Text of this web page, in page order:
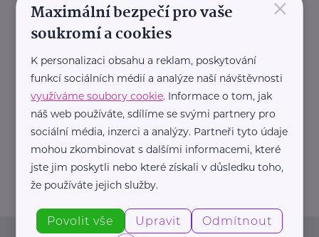
REKLAMA
×
Maximální bezpečí pro vaše
soukromí a cookies
K personalizaci obsahu a reklam, poskytování
funkcí sociálních médií a analýze naší návštěvnosti
využíváme soubory cookie. Informace o tom, jak
náš web používáte, sdílíme se svými partnery pro
sociální média, inzerci a analýzy. Partneři tyto údaje
mohou zkombinovat s dalšími informacemi, které
jste jim poskytli nebo které získali v důsledku toho,
že používáte jejich služby.
Povolit vše Upravit Odmítnout